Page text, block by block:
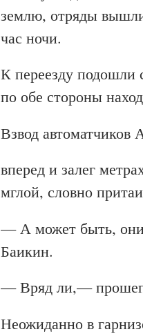
землю, отряды
час ночи.
К переезду подошли
по обе стороны
Взвод автоматчиков
вперед и залег
мглой, словно
— А может быть, они
Баикин.
— Вряд ли,—
Неожиданно в